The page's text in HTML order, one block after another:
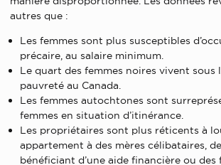
autres que :
Les femmes sont plus susceptibles
précaire, au salaire minimum.
Le quart des femmes noires vivent sous
pauvreté au Canada.
Les femmes autochtones sont
femmes en situation d’itinérance.
Les propriétaires sont plus réticents à
appartement à des mères célibataires,
bénéficiant d’une aide financière ou des